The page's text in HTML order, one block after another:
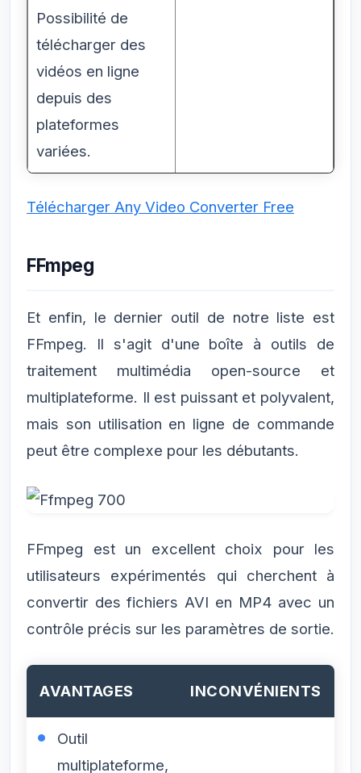
Possibilité de
télécharger des
vidéos en ligne
depuis des
plateformes
variées.
Télécharger Any Video Converter Free
FFmpeg
Et enfin, le dernier outil de notre liste est
FFmpeg. Il s'agit d'une boîte à outils de
traitement multimédia open-source et
multiplateforme. Il est puissant et polyvalent,
mais son utilisation en ligne de commande
peut être complexe pour les débutants.
FFmpeg est un excellent choix pour les
utilisateurs expérimentés qui cherchent à
convertir des fichiers AVI en MP4 avec un
contrôle précis sur les paramètres de sortie.
AVANTAGES INCONVÉNIENTS
Outil
multiplateforme,